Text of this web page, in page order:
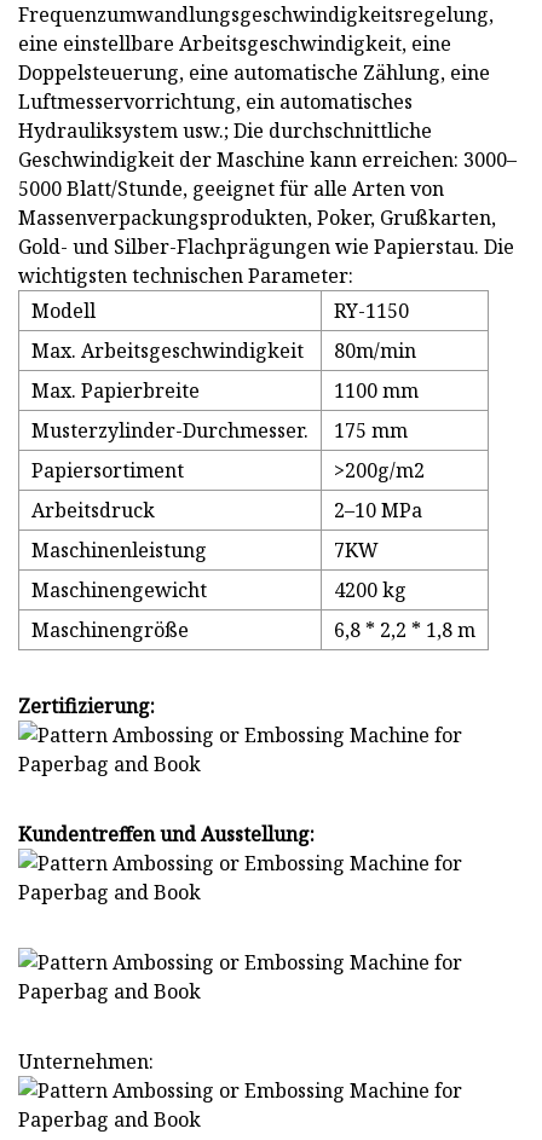
Frequenzumwandlungsgeschwindigkeitsregelung,
eine einstellbare Arbeitsgeschwindigkeit, eine
Doppelsteuerung, eine automatische Zählung, eine
Luftmesservorrichtung, ein automatisches
Hydrauliksystem usw.; Die durchschnittliche
Geschwindigkeit der Maschine kann erreichen: 3000–
5000 Blatt/Stunde, geeignet für alle Arten von
Massenverpackungsprodukten, Poker, Grußkarten,
Gold- und Silber-Flachprägungen wie Papierstau. Die
wichtigsten technischen Parameter:
Modell
RY-1150
Max. Arbeitsgeschwindigkeit
80m/min
Max. Papierbreite
1100 mm
Musterzylinder-Durchmesser.
175 mm
Papiersortiment
>200g/m2
Arbeitsdruck
2–10 MPa
Maschinenleistung
7KW
Maschinengewicht
4200 kg
Maschinengröße
6,8 * 2,2 * 1,8 m
Zertifizierung:
Kundentreffen und Ausstellung:
Unternehmen: